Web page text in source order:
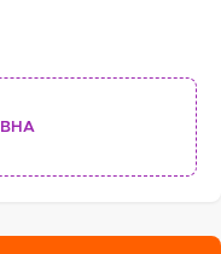
BHA